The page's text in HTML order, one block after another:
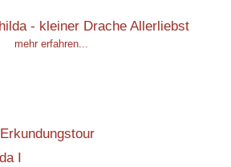
mehr erfahren...
I